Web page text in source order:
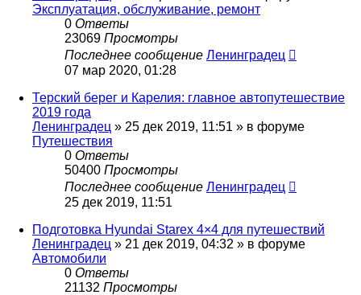
Эксплуатация, обслуживание, ремонт
0 Ответы
23069 Просмотры
Последнее сообщение Ленинградец
07 мар 2020, 01:28
Терский берег и Карелия: главное автопутешествие
2019 года
Ленинградец » 25 дек 2019, 11:51 » в форуме
Путешествия
0 Ответы
50400 Просмотры
Последнее сообщение Ленинградец
25 дек 2019, 11:51
Подготовка Hyundai Starex 4×4 для путешествий
Ленинградец » 21 дек 2019, 04:32 » в форуме
Автомобили
0 Ответы
21132 Просмотры